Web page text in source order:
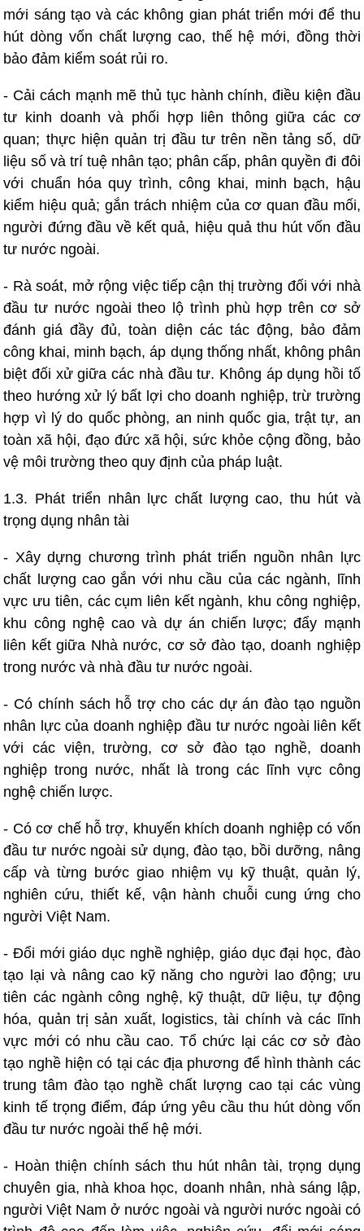
mới sáng tạo và các không gian phát triển mới để thu
hút dòng vốn chất lượng cao, thế hệ mới, đồng thời
bảo đảm kiểm soát rủi ro.
- Cải cách mạnh mẽ thủ tục hành chính, điều kiện đầu
tư kinh doanh và phối hợp liên thông giữa các cơ
quan; thực hiện quản trị đầu tư trên nền tảng số, dữ
liệu số và trí tuệ nhân tạo; phân cấp, phân quyền đi đôi
với chuẩn hóa quy trình, công khai, minh bạch, hậu
kiểm hiệu quả; gắn trách nhiệm của cơ quan đầu mối,
người đứng đầu về kết quả, hiệu quả thu hút vốn đầu
tư nước ngoài.
- Rà soát, mở rộng việc tiếp cận thị trường đối với nhà
đầu tư nước ngoài theo lộ trình phù hợp trên cơ sở
đánh giá đầy đủ, toàn diện các tác động, bảo đảm
công khai, minh bạch, áp dụng thống nhất, không phân
biệt đối xử giữa các nhà đầu tư. Không áp dụng hồi tố
theo hướng xử lý bất lợi cho doanh nghiệp, trừ trường
hợp vì lý do quốc phòng, an ninh quốc gia, trật tự, an
toàn xã hội, đạo đức xã hội, sức khỏe cộng đồng, bảo
vệ môi trường theo quy định của pháp luật.
1.3. Phát triển nhân lực chất lượng cao, thu hút và
trọng dụng nhân tài
- Xây dựng chương trình phát triển nguồn nhân lực
chất lượng cao gắn với nhu cầu của các ngành, lĩnh
vực ưu tiên, các cụm liên kết ngành, khu công nghiệp,
khu công nghệ cao và dự án chiến lược; đẩy mạnh
liên kết giữa Nhà nước, cơ sở đào tạo, doanh nghiệp
trong nước và nhà đầu tư nước ngoài.
- Có chính sách hỗ trợ cho các dự án đào tạo nguồn
nhân lực của doanh nghiệp đầu tư nước ngoài liên kết
với các viện, trường, cơ sở đào tạo nghề, doanh
nghiệp trong nước, nhất là trong các lĩnh vực công
nghệ chiến lược.
- Có cơ chế hỗ trợ, khuyến khích doanh nghiệp có vốn
đầu tư nước ngoài sử dụng, đào tạo, bồi dưỡng, nâng
cấp và từng bước giao nhiệm vụ kỹ thuật, quản lý,
nghiên cứu, thiết kế, vận hành chuỗi cung ứng cho
người Việt Nam.
- Đổi mới giáo dục nghề nghiệp, giáo dục đại học, đào
tạo lại và nâng cao kỹ năng cho người lao động; ưu
tiên các ngành công nghệ, kỹ thuật, dữ liệu, tự động
hóa, quản trị sản xuất, logistics, tài chính và các lĩnh
vực mới có nhu cầu cao. Tổ chức lại các cơ sở đào
tạo nghề hiện có tại các địa phương để hình thành các
trung tâm đào tạo nghề chất lượng cao tại các vùng
kinh tế trọng điểm, đáp ứng yêu cầu thu hút dòng vốn
đầu tư nước ngoài thế hệ mới.
- Hoàn thiện chính sách thu hút nhân tài, trọng dụng
chuyên gia, nhà khoa học, doanh nhân, nhà sáng lập,
người Việt Nam ở nước ngoài và người nước ngoài có